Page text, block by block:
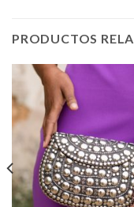
PRODUCTOS